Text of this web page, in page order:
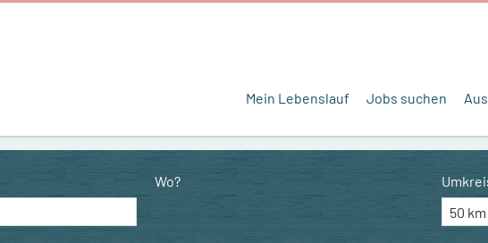
Mein Lebenslauf Jobs suchen
Wo?
50 km